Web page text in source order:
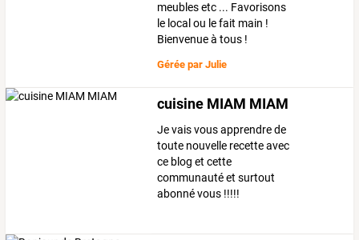
meubles etc ... Favorisons
le local ou le fait main !
Bienvenue à tous !
Gérée parJulie
cuisine MIAM MIAM
Je vais vous apprendre de
toute nouvelle recette avec
ce blog et cette
communauté et surtout
abonné vous !!!!!